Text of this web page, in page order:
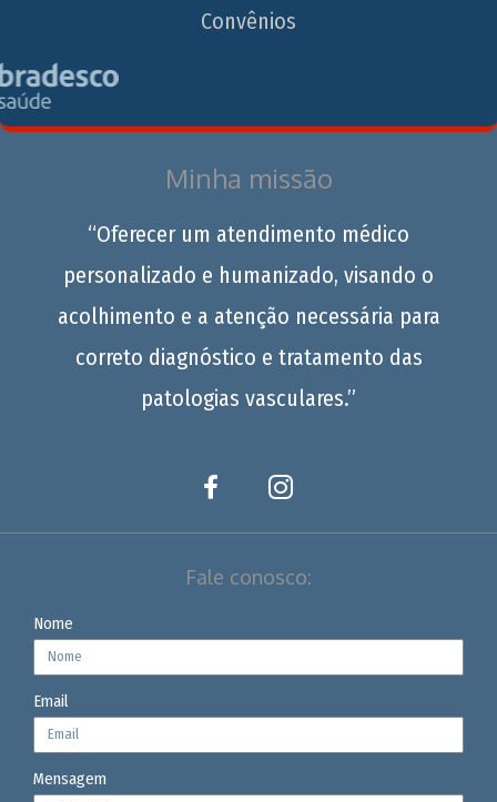
Convênios
Minha missão
“Oferecer um atendimento médico
personalizado e humanizado, visando o
acolhimento e a atenção necessária para
correto diagnóstico e tratamento das
patologias vasculares.”
Fale conosco:
Nome
Email
Mensagem